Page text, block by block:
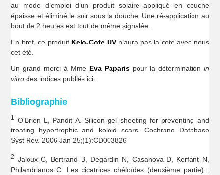
au mode d’emploi d’un produit solaire appliqué en couche
épaisse et éliminé le soir sous la douche. Une ré-application au
bout de 2 heures est tout de même signalée.
En bref, ce produit Kelo-Cote UVn’aura pas la cote avec nous
cet été.
Un grand merci à Mme Eva Paparispour la détermination in
vitro des indices publiés ici.
Bibliographie
1
O’Brien L, Pandit A. Silicon gel sheeting for preventing and
treating hypertrophic and keloid scars. Cochrane Database
Syst Rev. 2006 Jan 25;(1):CD003826
2
Jaloux C, Bertrand B, Degardin N, Casanova D, Kerfant N,
Philandrianos C. Les cicatrices chéloïdes (deuxième partie) :